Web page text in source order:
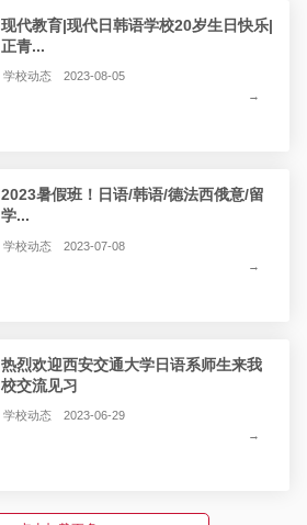
现代教育|现代日韩语学校20岁生日快乐|
正青...
学校动态
2023-08-05
→
2023暑假班！日语/韩语/德法西俄意/留
学...
学校动态
2023-07-08
→
热烈欢迎西安交通大学日语系师生来我
校交流见习
学校动态
2023-06-29
→